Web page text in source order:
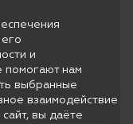
и
помогают нам
выбранные
взаимодействие
вы даёте